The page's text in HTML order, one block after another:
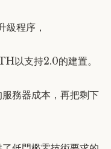
程序，
以支持2.0的建置。
務器成本，再把剩下